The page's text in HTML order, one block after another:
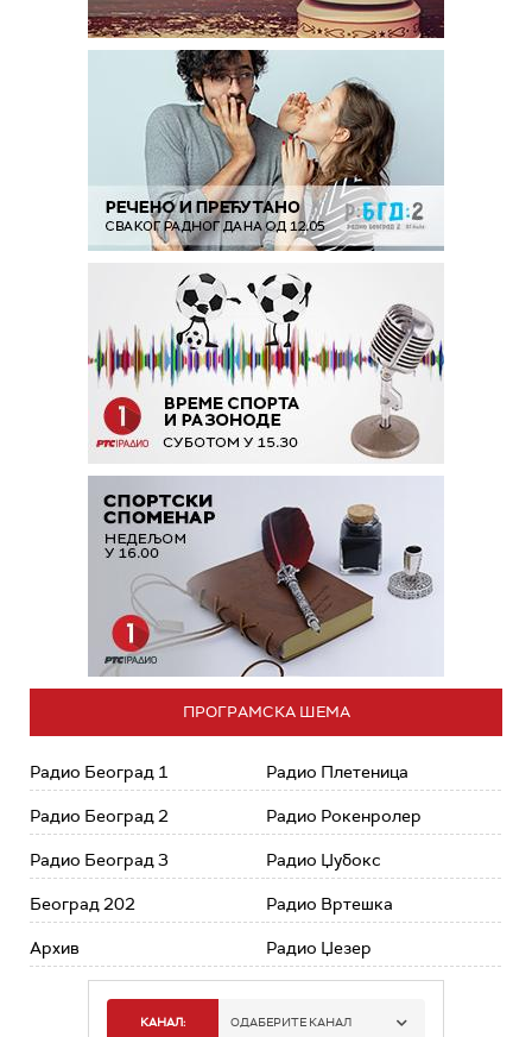
ПРОГРАМСКА ШЕМА
Радио Београд 1
Радио Београд 2
Радио Београд 3
Београд 202
Архив
Радио Плетеница
Радио Рокенролер
Радио Џубокс
Радио Вртешка
Радио Џезер
КАНАЛ: ОДАБЕРИТЕ КАНАЛ